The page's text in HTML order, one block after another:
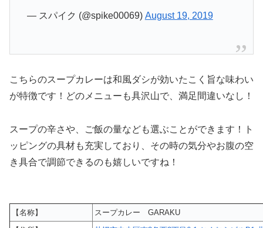
— スパイク (@spike00069) August 19, 2019
こちらのスープカレーは和風ダシが効いたこく旨な味わい
が特徴です！どのメニューも具沢山で、満足間違いなし！
スープの辛さや、ご飯の量なども選ぶことができます！ト
ッピングの具材も充実しており、その時の気分やお腹の空
き具合で調節できるのも嬉しいですね！
【名称】
スープカレー GARAKU